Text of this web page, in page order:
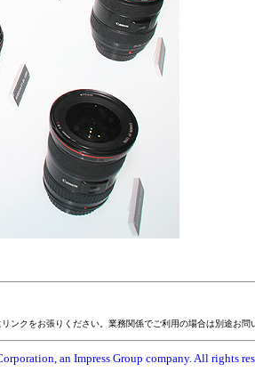
クをお張りください。業務関係でご利用の場合は別途お問
an Impress Group company. All rights